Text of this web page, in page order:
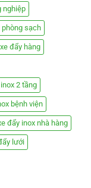
nghiệp
phòng sạch
xe đẩy hàng
2 tầng
bệnh viện
đẩy inox nhà hàng
lưới